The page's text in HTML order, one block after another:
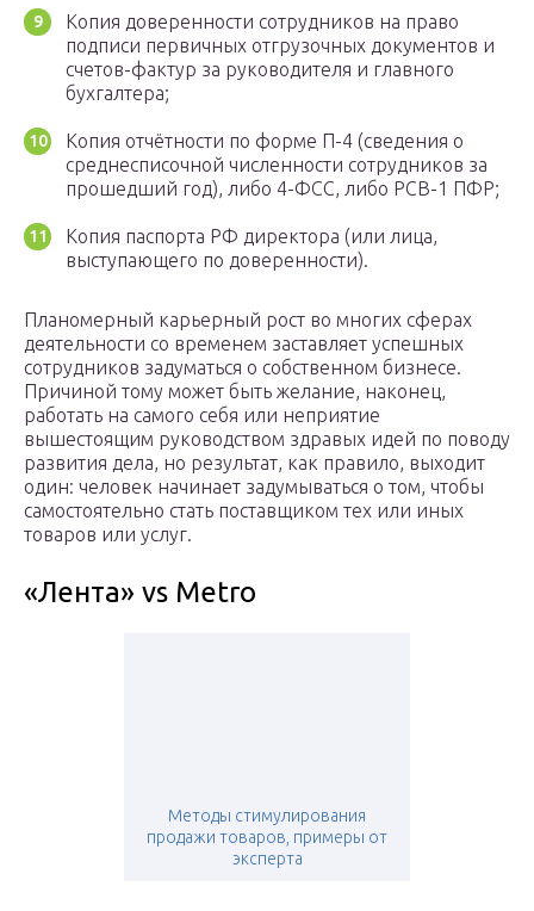
Копия доверенности сотрудников на право
подписи первичных отгрузочных документов и
счетов-фактур за руководителя и главного
бухгалтера;
Копия отчётности по форме П-4 (сведения о
среднесписочной численности сотрудников за
прошедший год), либо 4-ФСС, либо РСВ-1 ПФР;
Копия паспорта РФ директора (или лица,
выступающего по доверенности).
Планомерный карьерный рост во многих сферах
деятельности со временем заставляет успешных
сотрудников задуматься о собственном бизнесе.
Причиной тому может быть желание, наконец,
работать на самого себя или неприятие
вышестоящим руководством здравых идей по поводу
развития дела, но результат, как правило, выходит
один: человек начинает задумываться о том, чтобы
самостоятельно стать поставщиком тех или иных
товаров или услуг.
«Лента» vs Metro
Методы стимулирования
продажи товаров, примеры от
эксперта